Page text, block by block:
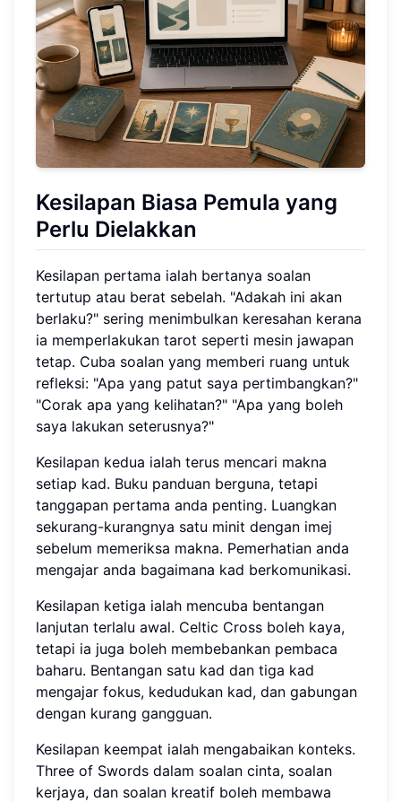
Kesilapan Biasa Pemula yang
Perlu Dielakkan
Kesilapan pertama ialah bertanya soalan
tertutup atau berat sebelah. "Adakah ini akan
berlaku?" sering menimbulkan keresahan kerana
ia memperlakukan tarot seperti mesin jawapan
tetap. Cuba soalan yang memberi ruang untuk
refleksi: "Apa yang patut saya pertimbangkan?"
"Corak apa yang kelihatan?" "Apa yang boleh
saya lakukan seterusnya?"
Kesilapan kedua ialah terus mencari makna
setiap kad. Buku panduan berguna, tetapi
tanggapan pertama anda penting. Luangkan
sekurang-kurangnya satu minit dengan imej
sebelum memeriksa makna. Pemerhatian anda
mengajar anda bagaimana kad berkomunikasi.
Kesilapan ketiga ialah mencuba bentangan
lanjutan terlalu awal. Celtic Cross boleh kaya,
tetapi ia juga boleh membebankan pembaca
baharu. Bentangan satu kad dan tiga kad
mengajar fokus, kedudukan kad, dan gabungan
dengan kurang gangguan.
Kesilapan keempat ialah mengabaikan konteks.
Three of Swords dalam soalan cinta, soalan
kerjaya, dan soalan kreatif boleh membawa